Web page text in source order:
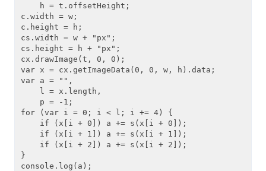
    h = t.offsetHeight;
c.width = w;
c.height = h;
cs.width = w + "px";
cs.height = h + "px";
cx.drawImage(t, 0, 0);
var x = cx.getImageData(0, 0, w, h).data;
var a = "",
    l = x.length,
    p = -1;
for (var i = 0; i < l; i += 4) {
    if (x[i + 0]) a += s(x[i + 0]);
    if (x[i + 1]) a += s(x[i + 1]);
    if (x[i + 2]) a += s(x[i + 2]);
}
console.log(a);